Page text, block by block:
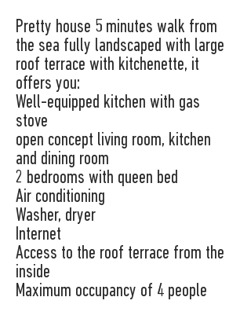
Pretty house 5 minutes walk from
the sea fully landscaped with large
roof terrace with kitchenette, it
offers you:
Well-equipped kitchen with gas
stove
open concept living room, kitchen
and dining room
2 bedrooms with queen bed
Air conditioning
Washer, dryer
Internet
Access to the roof terrace from the
inside
Maximum occupancy of 4 people